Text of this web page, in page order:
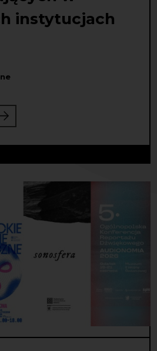
instytucjach
tutoringowy dla osób